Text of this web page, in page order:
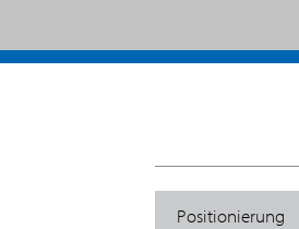
Positionierung